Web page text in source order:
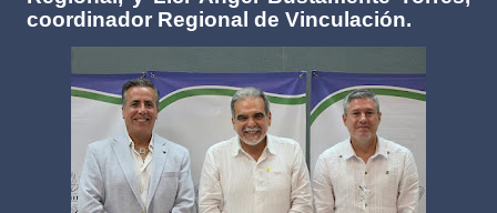
coordinador Regional de Vinculación.